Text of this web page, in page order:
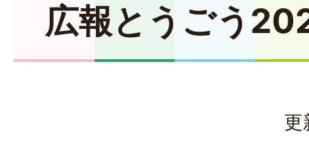
広報とうごう
更